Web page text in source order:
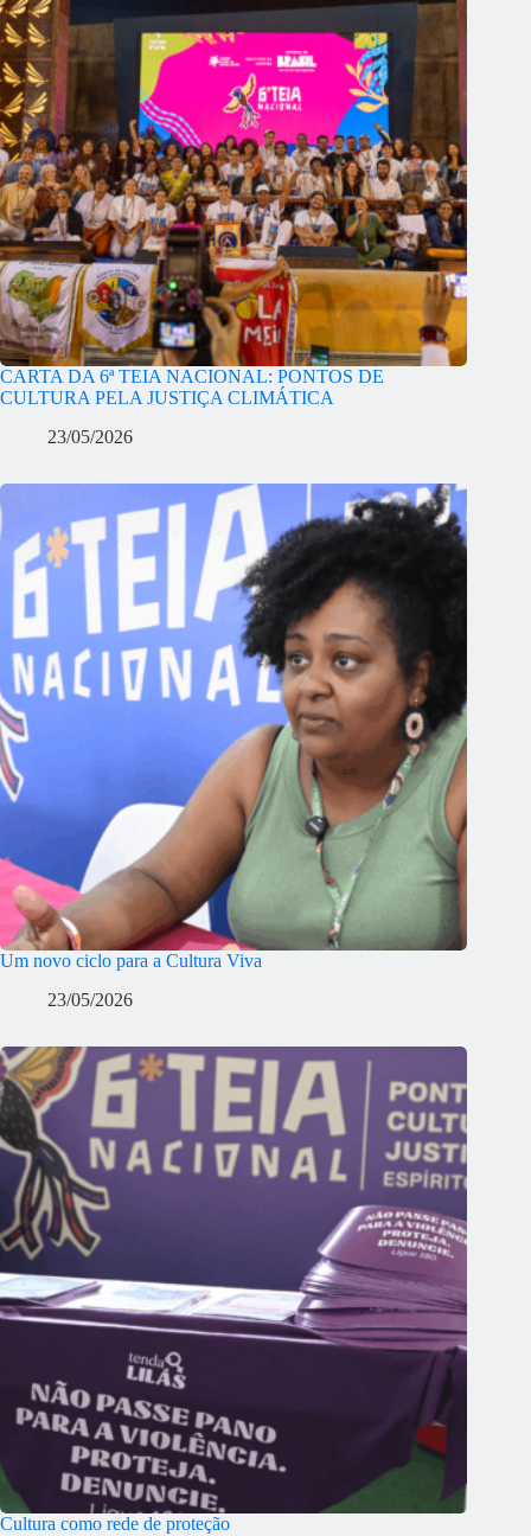
CARTA DA 6ª TEIA NACIONAL: PONTOS DE
CULTURA PELA JUSTIÇA CLIMÁTICA
23/05/2026
Um novo ciclo para a Cultura Viva
23/05/2026
Cultura como rede de proteção